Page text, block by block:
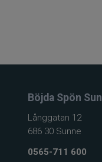
Böjda Spön
Långgatan 12
686 30 Sunne
0565-711 600